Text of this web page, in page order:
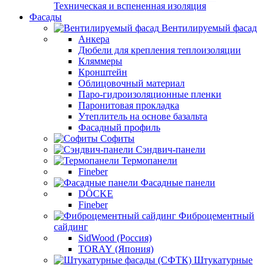
Техническая и вспененная изоляция
Фасады
Вентилируемый фасад
Анкера
Дюбели для крепления теплоизоляции
Кляммеры
Кронштейн
Облицовочный материал
Паро-гидроизоляционные пленки
Паронитовая прокладка
Утеплитель на основе базальта
Фасадный профиль
Софиты
Сэндвич-панели
Термопанели
Fineber
Фасадные панели
DÖCKE
Fineber
Фиброцементный
сайдинг
SidWood (Россия)
TORAY (Япония)
Штукатурные